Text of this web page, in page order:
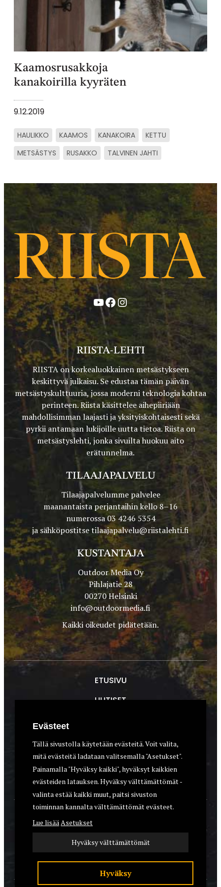
Kaamosrusakkoja
kanakoirilla kyyräten
9.12.2019
HAULIKKO KAAMOS KANAKOIRA
KETTU
METSÄSTYS
RUSAKKO TALVINEN JAHTI
YouTube
Facebook
Instagram
RIISTA-LEHTI
RIISTA on korkealuokkainen metsästykseen
keskittyvä julkaisu. Se edustaa tämän päivän
metsästyskulttuuria, jossa moderni teknologia kohtaa
perinteen. Riista käsittelee aihepiiriään
mahdollisimman laajasti ja yksityiskohtaisesti sekä
pyrkii antamaan lukijoille uutta tietoa. Riista on
metsästyslehti, jonka sivuilta huokuu aito
erätunnelma.
TILAAJAPALVELU
Tilaajapalvelumme palvelee
maanantaista perjantaihin kello 8–16
numerossa 03 4246 5354
ja sähköpostitsetilaajapalvelu@riistalehti.fi
KUSTANTAJA
Outdoor Media Oy
Pihlajatie 28
00270 Helsinki
info@outdoormedia.fi
Kaikki oikeudet pidätetään.
ETUSIVU
UUTISET
ASEET & OPTIIKKA
VARUSTEET
KOIRAT
YHTEYSTIEDOT
REKISTERISELOSTE
EVÄSTEET
Evästeet
Tällä sivustolla käytetään evästeitä. Voit valita,
mitä evästeitä ladataan valitsemalla "Asetukset".
Painamalla "Hyväksy kaikki", hyväksyt kaikkien
evästeiden latauksen. Hyväksy välttämättömät -
valinta estää kaikki muut, paitsi sivuston
toiminnan kannalta välttämättömät evästeet.
Lue lisääAsetukset
Hyväksy välttämättömät
Hyväksy